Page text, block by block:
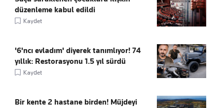
düzenleme kabul edildi
Kaydet
'6'ncı evladım' diyerek tanımlıyor! 74
yıllık: Restorasyonu 1.5 yıl sürdü
Kaydet
Bir kente 2 hastane birden! Müjdeyi